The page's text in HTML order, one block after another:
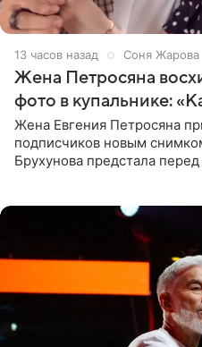
13 часов назад Соня Жарова
Жена Петросяна
фото в купальнике:
Жена Евгения Петросяна
подписчиков новым
Брухунова предстала